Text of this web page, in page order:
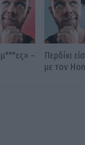
μ***ες» –
Περδίκι
με τον